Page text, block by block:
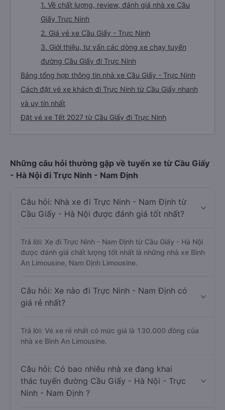
1. Về chất lượng, review, đánh giá nhà xe Cầu
Giấy Trực Ninh
2. Giá vé xe Cầu Giấy - Trực Ninh
3. Giới thiệu, tư vấn các dòng xe chạy tuyến
đường Cầu Giấy đi Trực Ninh
Bảng tổng hợp thông tin nhà xe Cầu Giấy - Trực Ninh
Cách đặt vé xe khách đi Trực Ninh từ Cầu Giấy nhanh
và uy tín nhất
Đặt vé xe Tết 2027 từ Cầu Giấy đi Trực Ninh
Những câu hỏi thường gặp về tuyến xe từ Cầu Giấy
- Hà Nội đi Trực Ninh - Nam Định
Câu hỏi: Nhà xe đi Trực Ninh - Nam Định từ
Cầu Giấy - Hà Nội được đánh giá tốt nhất?
Trả lời: Xe đi Trực Ninh - Nam Định từ Cầu Giấy - Hà Nội
được đánh giá chất lượng tốt nhất là những nhà xe Bình
An Limousine, Nam Định Limousine.
Câu hỏi: Xe nào đi Trực Ninh - Nam Định có
giá rẻ nhất?
Trả lời: Vé xe rẻ nhất có mức giá là 130.000 đồng của
nhà xe Bình An Limousine.
Câu hỏi: Có bao nhiêu nhà xe đang khai
thác tuyến đường Cầu Giấy - Hà Nội - Trực
Ninh - Nam Định ?